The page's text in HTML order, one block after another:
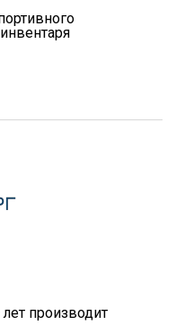
производит